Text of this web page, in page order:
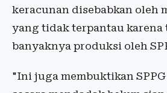
keracunan disebabkan oleh
yang tidak terpantau karena
banyaknya produksi oleh
"Ini juga membuktikan